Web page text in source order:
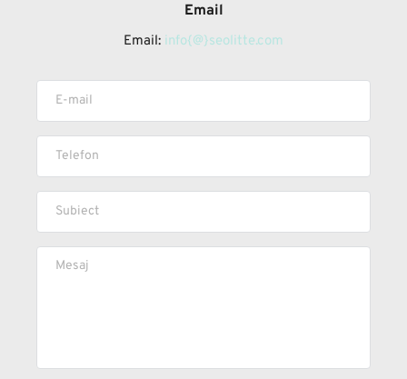
Email
Email: info{@}seolitte.com